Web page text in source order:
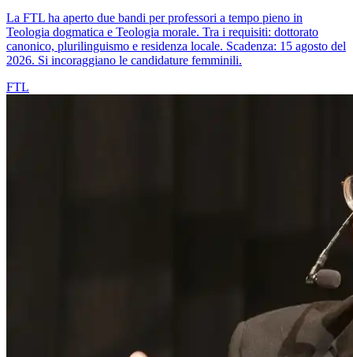
La FTL ha aperto due bandi per professori a tempo pieno in
Teologia dogmatica e Teologia morale. Tra i requisiti: dottorato
canonico, plurilinguismo e residenza locale. Scadenza: 15 agosto del
2026. Si incoraggiano le candidature femminili.
FTL